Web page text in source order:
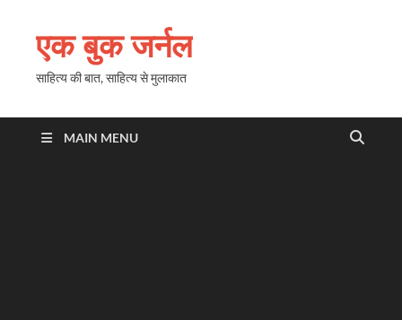
एक बुक जर्नल
साहित्य की बात, साहित्य से मुलाकात
MAIN MENU